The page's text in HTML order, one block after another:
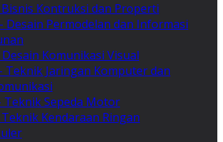
Bisnis Kontruksi dan Properti
Desain Permodelan dan Informasi
Desain Komunikasi Visual
Teknik Jaringan Komputer dan
Teknik Sepeda Motor
Teknik Kendaraan Ringan